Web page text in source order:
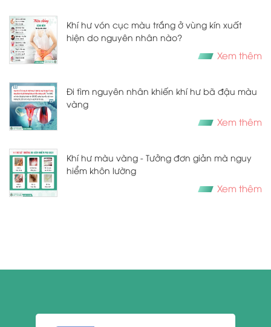
Khí hư vón cục màu trắng ở vùng kín xuất
hiện do nguyên nhân nào?
Xem thêm
Đi tìm nguyên nhân khiến khí hư bã đậu màu
vàng
Xem thêm
Khí hư màu vàng - Tưởng đơn giản mà nguy
hiểm khôn lường
Xem thêm